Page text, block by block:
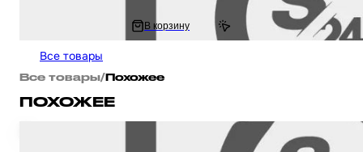
В корзину
Все товары
Все товары/Похожее
ПОХОЖЕЕ
Дневные ходовые огни, для мототехники универсальные (D-100 мм,